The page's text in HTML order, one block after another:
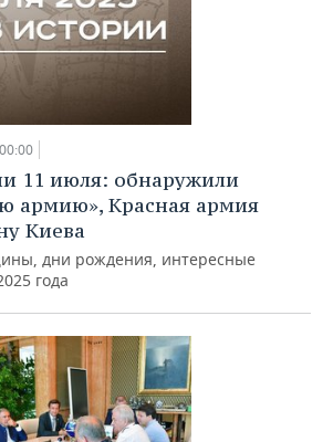
11 июля: обнаружили
армию», Красная армия
Киева
дни рождения, интересные
года